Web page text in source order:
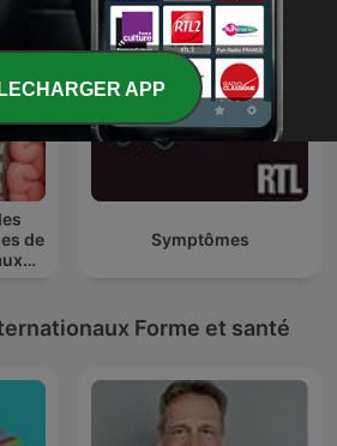
de
Symptômes
Forme et santé
APP